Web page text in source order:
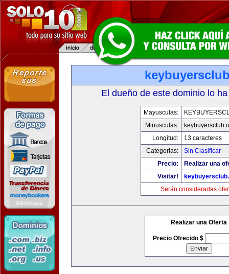
El dueño de este dominio lo
Mayusculas:
Minusculas:
Longitud:
13 caracteres
Categorias:
Sin Clasificar
Precio:
Realizar una
Visitar!
Serán consideradas
Realizar una Oferta
Precio Ofrecido $